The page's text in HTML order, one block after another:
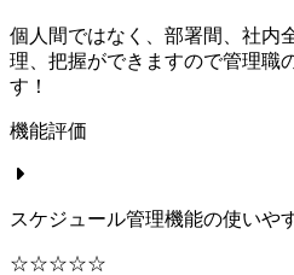
個人間ではなく、部署間、社内
理、把握ができますので管理職
す！
機能評価
スケジュール管理機能の使いや
☆☆☆☆☆